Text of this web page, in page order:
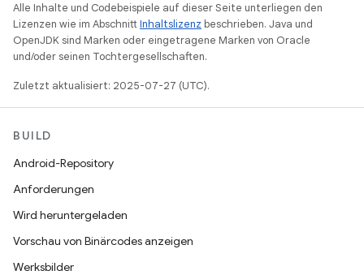
Alle Inhalte und Codebeispiele auf dieser Seite unterliegen den
Lizenzen wie im AbschnittInhaltslizenz beschrieben. Java und
OpenJDK sind Marken oder eingetragene Marken von Oracle
und/oder seinen Tochtergesellschaften.
Zuletzt aktualisiert: 2025-07-27 (UTC).
BUILD
Android-Repository
Anforderungen
Wird heruntergeladen
Vorschau von Binärcodes anzeigen
Werksbilder